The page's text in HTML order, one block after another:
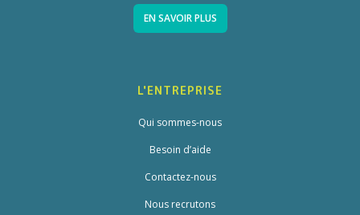
EN SAVOIR PLUS
L'ENTREPRISE
Qui sommes-nous
Besoin d’aide
Contactez-nous
Nous recrutons